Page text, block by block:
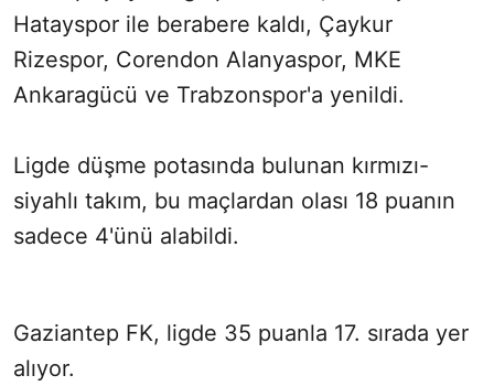
Hatayspor ile berabere kaldı, Çaykur
Rizespor, Corendon Alanyaspor, MKE
Ankaragücü ve Trabzonspor'a yenildi.
Ligde düşme potasında bulunan kırmızı-
siyahlı takım, bu maçlardan olası 18 puanın
sadece 4'ünü alabildi.
Gaziantep FK, ligde 35 puanla 17. sırada yer
alıyor.